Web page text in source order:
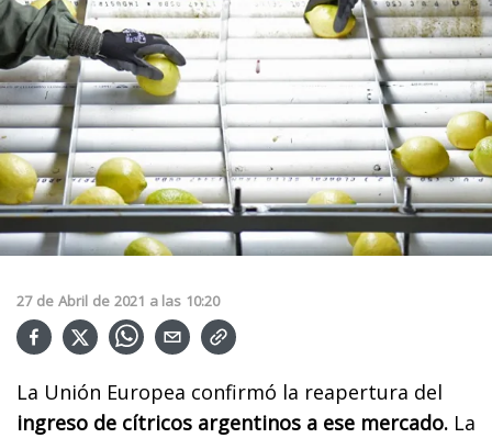
27 de Abril de 2021 a las 10:20
La Unión Europea confirmó la reapertura del
ingreso de cítricos argentinos a ese mercado. La